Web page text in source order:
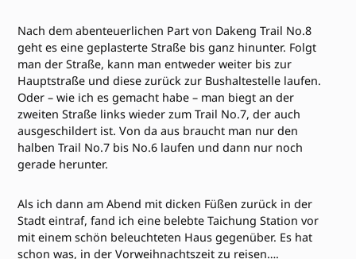
Nach dem abenteuerlichen Part von Dakeng Trail No.8
geht es eine geplasterte Straße bis ganz hinunter. Folgt
man der Straße, kann man entweder weiter bis zur
Hauptstraße und diese zurück zur Bushaltestelle laufen.
Oder – wie ich es gemacht habe – man biegt an der
zweiten Straße links wieder zum Trail No.7, der auch
ausgeschildert ist. Von da aus braucht man nur den
halben Trail No.7 bis No.6 laufen und dann nur noch
gerade herunter.
Als ich dann am Abend mit dicken Füßen zurück in der
Stadt eintraf, fand ich eine belebte Taichung Station vor
mit einem schön beleuchteten Haus gegenüber. Es hat
schon was, in der Vorweihnachtszeit zu reisen….